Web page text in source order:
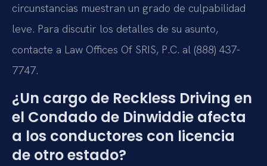
circunstancias muestran un grado de culpabilidad
leve. Para discutir los detalles de su asunto,
contacte a Law Offices Of SRIS, P.C. al (888) 437-
7747.
¿Un cargo de Reckless Driving en
el Condado de Dinwiddie afecta
a los conductores con licencia
de otro estado?